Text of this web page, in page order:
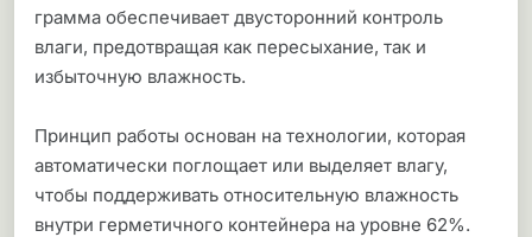
грамма обеспечивает двусторонний контроль
влаги, предотвращая как пересыхание, так и
избыточную влажность.
Принцип работы основан на технологии, которая
автоматически поглощает или выделяет влагу,
чтобы поддерживать относительную влажность
внутри герметичного контейнера на уровне 62%.